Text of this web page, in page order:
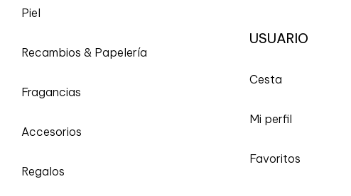
Piel
Recambios & Papelería
Fragancias
Accesorios
Regalos
USUARIO
Cesta
Mi perfil
Favoritos